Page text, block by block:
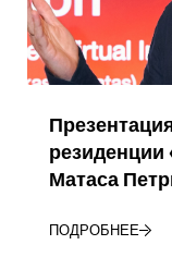
резиденции
Матаса
ПОДРОБНЕЕ